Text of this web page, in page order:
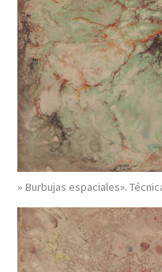
» Burbujas espaciales».